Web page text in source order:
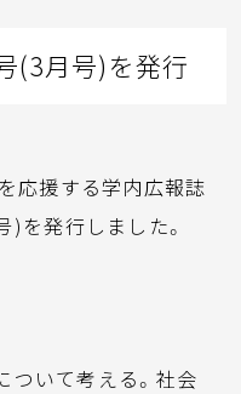
(3月号)を発行
応援する学内広報誌
)を発行しました。
ついて考える。社会